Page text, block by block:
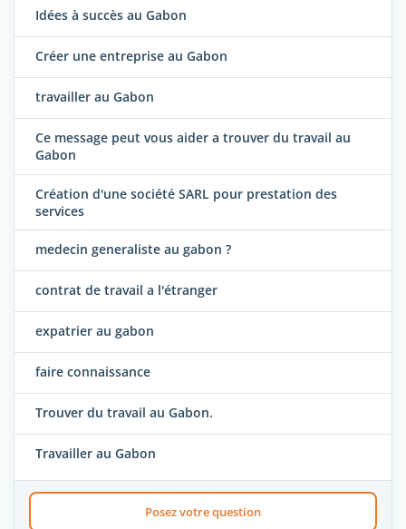
Idées à succès au Gabon
Créer une entreprise au Gabon
travailler au Gabon
Ce message peut vous aider a trouver du travail au
Gabon
Création d'une société SARL pour prestation des
services
medecin generaliste au gabon ?
contrat de travail a l'étranger
expatrier au gabon
faire connaissance
Trouver du travail au Gabon.
Travailler au Gabon
Posez votre question